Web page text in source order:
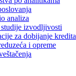
analiza
izvodljivosti
za dobijanje kredita
i opreme